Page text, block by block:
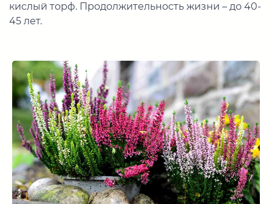
кислый торф. Продолжительность жизни – до 40-
45 лет.